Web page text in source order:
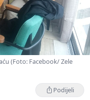
(Foto: Facebook/ Zele
Podijeli